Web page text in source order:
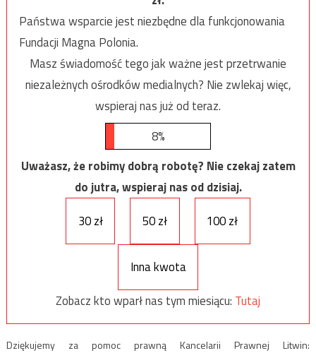
Państwa wsparcie jest niezbędne dla funkcjonowania
Fundacji Magna Polonia.
Masz świadomość tego jak ważne jest przetrwanie
niezależnych ośrodków medialnych? Nie zwlekaj więc,
wspieraj nas już od teraz.
8%
Uważasz, że robimy dobrą robotę? Nie czekaj zatem
do jutra, wspieraj nas od dzisiaj.
30 zł
50 zł 100 zł
Inna kwota
Zobacz kto wparł nas tym miesiącu: Tutaj
Dziękujemy za pomoc prawną Kancelarii Prawnej Litwin: